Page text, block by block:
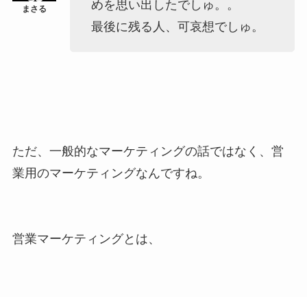
めを思い出したでしゅ。。
最後に残る人、可哀想でしゅ。
ただ、一般的なマーケティングの話ではなく、営
業用のマーケティングなんですね。
営業マーケティングとは、